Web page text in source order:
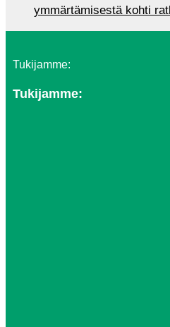
ymmärtämisestä kohti
Tukijamme:
Tukijamme: